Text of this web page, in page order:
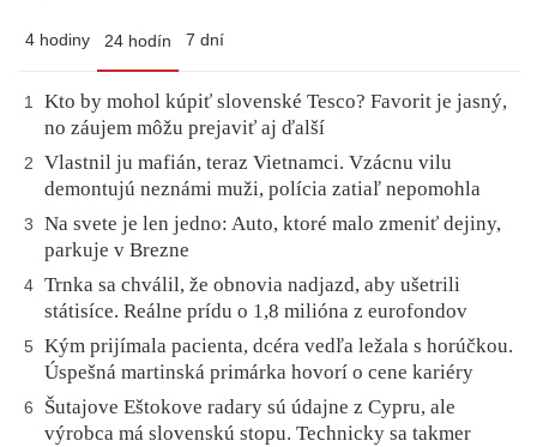
4 hodiny 24 hodín 7 dní
1
Kto by mohol kúpiť slovenské Tesco? Favorit je jasný,
no záujem môžu prejaviť aj ďalší
2
Vlastnil ju mafián, teraz Vietnamci. Vzácnu vilu
demontujú neznámi muži, polícia zatiaľ nepomohla
3
Na svete je len jedno: Auto, ktoré malo zmeniť dejiny,
parkuje v Brezne
4 Trnka sa chválil, že obnovia nadjazd, aby ušetrili
státisíce. Reálne prídu o 1,8 milióna z eurofondov
5
Kým prijímala pacienta, dcéra vedľa ležala s horúčkou.
Úspešná martinská primárka hovorí o cene kariéry
6
Šutajove Eštokove radary sú údajne z Cypru, ale
výrobca má slovenskú stopu. Technicky sa takmer